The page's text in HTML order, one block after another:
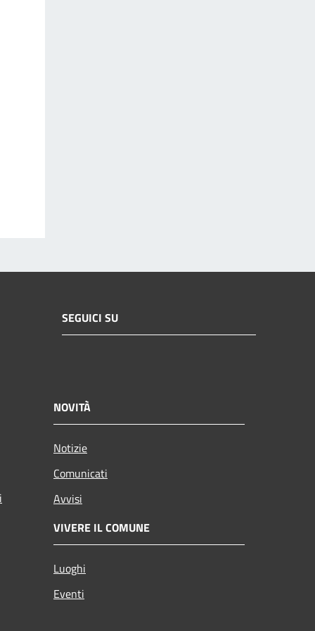
SEGUICI SU
NOVITÀ
Notizie
Comunicati
Avvisi
VIVERE IL COMUNE
Luoghi
Eventi